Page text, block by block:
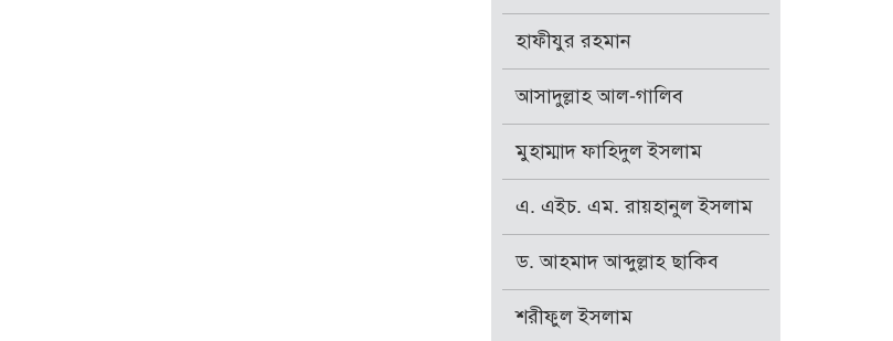
হাফীযুর রহমান
আসাদুল্লাহ আল-গালিব
মুহাম্মাদ ফাহিদুল ইসলাম
এ. এইচ. এম. রায়হানুল ইসলাম
ড. আহমাদ আব্দুল্লাহ ছাকিব
শরীফুল ইসলাম